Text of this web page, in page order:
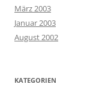
März 2003
Januar 2003
August 2002
KATEGORIEN